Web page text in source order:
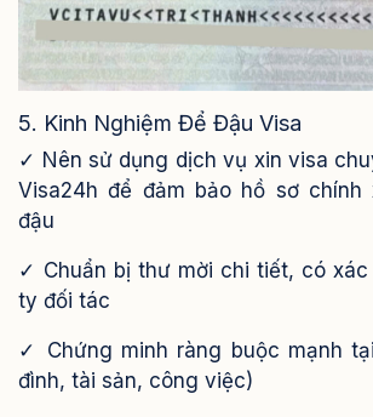
5. Kinh Nghiệm Để Đậu Visa
✓ Nên sử dụng dịch vụ xin visa
Visa24h để đảm bảo hồ sơ
đậu
✓ Chuẩn bị thư mời chi tiết, có
ty đối tác
✓ Chứng minh ràng buộc mạnh
đình, tài sản, công việc)